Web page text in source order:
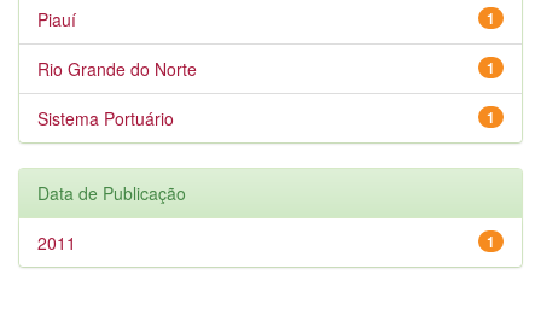
1
Piauí
1
Rio Grande do Norte
1
Sistema Portuário
Data de Publicação
1
2011